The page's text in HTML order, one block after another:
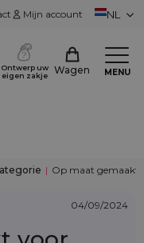
Mijn account NL
Ontwerp uw
eigen zakje
Wagen MENU
| Op maat gemaakt
04/09/2024